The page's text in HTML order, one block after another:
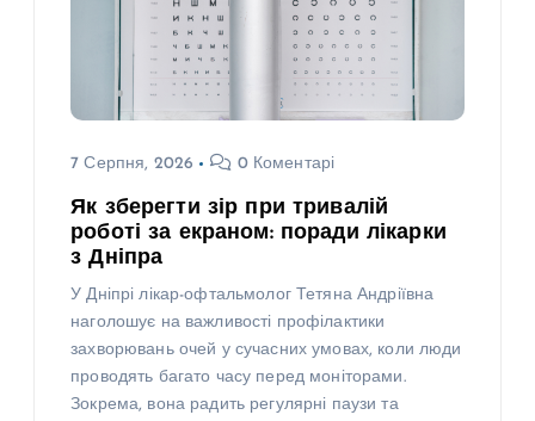
7 Серпня, 2026 0 Коментарі
Як зберегти зір при тривалій
роботі за екраном: поради лікарки
з Дніпра
У Дніпрі лікар-офтальмолог Тетяна Андріївна
наголошує на важливості профілактики
захворювань очей у сучасних умовах, коли люди
проводять багато часу перед моніторами.
Зокрема, вона радить регулярні паузи та